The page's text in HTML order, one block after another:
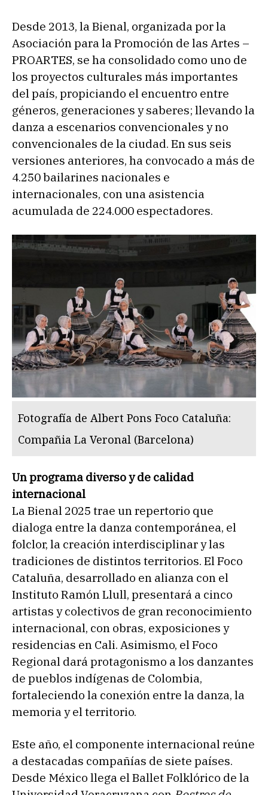
Desde 2013, la Bienal, organizada por la
Asociación para la Promoción de las Artes –
PROARTES, se ha consolidado como uno de
los proyectos culturales más importantes
del país, propiciando el encuentro entre
géneros, generaciones y saberes; llevando la
danza a escenarios convencionales y no
convencionales de la ciudad. En sus seis
versiones anteriores, ha convocado a más de
4.250 bailarines nacionales e
internacionales, con una asistencia
acumulada de 224.000 espectadores.
Fotografía de Albert Pons Foco Cataluña:
Compañia La Veronal (Barcelona)
Un programa diverso y de calidad
internacional
La Bienal 2025 trae un repertorio que
dialoga entre la danza contemporánea, el
folclor, la creación interdisciplinar y las
tradiciones de distintos territorios. El Foco
Cataluña, desarrollado en alianza con el
Instituto Ramón Llull, presentará a cinco
artistas y colectivos de gran reconocimiento
internacional, con obras, exposiciones y
residencias en Cali. Asimismo, el Foco
Regional dará protagonismo a los danzantes
de pueblos indígenas de Colombia,
fortaleciendo la conexión entre la danza, la
memoria y el territorio.
Este año, el componente internacional reúne
a destacadas compañías de siete países.
Desde México llega el Ballet Folklórico de la